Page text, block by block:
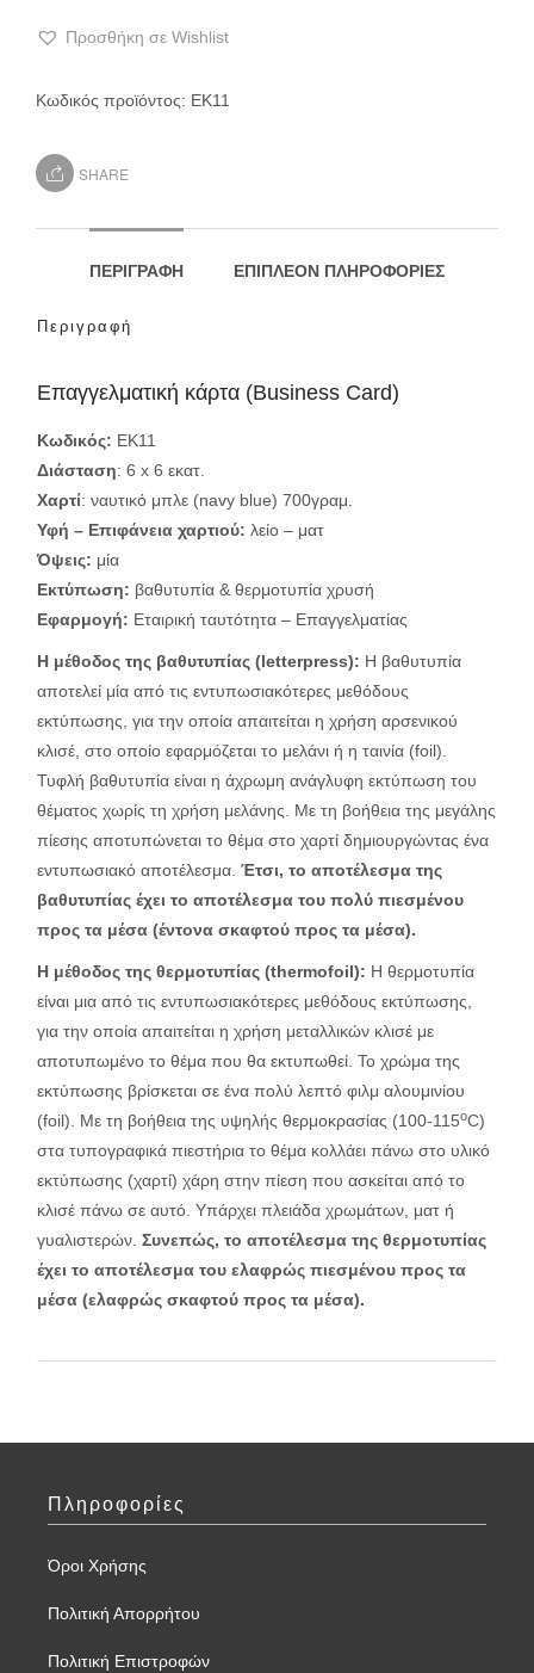
Προσθήκη σε Wishlist
Κωδικός προϊόντος: ΕΚ11
SHARE
ΠΕΡΙΓΡΑΦΉ ΕΠΙΠΛΈΟΝ ΠΛΗΡΟΦΟΡΊΕΣ
Περιγραφή
Επαγγελματική κάρτα (Business Card)
Κωδικός: ΕΚ11
Διάσταση: 6 x 6 εκατ.
Χαρτί: ναυτικό μπλε (navy blue) 700γραμ.
Υφή – Επιφάνεια χαρτιού: λείο – ματ
Όψεις: μία
Εκτύπωση: βαθυτυπία & θερμοτυπία χρυσή
Εφαρμογή: Εταιρική ταυτότητα – Επαγγελματίας
Η μέθοδος της βαθυτυπίας (letterpress): Η βαθυτυπία
αποτελεί μία από τις εντυπωσιακότερες μεθόδους
εκτύπωσης, για την οποία απαιτείται η χρήση αρσενικού
κλισέ, στο οποίο εφαρμόζεται το μελάνι ή η ταινία (foil).
Τυφλή βαθυτυπία είναι η άχρωμη ανάγλυφη εκτύπωση του
θέματος χωρίς τη χρήση μελάνης. Με τη βοήθεια της μεγάλης
πίεσης αποτυπώνεται το θέμα στο χαρτί δημιουργώντας ένα
εντυπωσιακό αποτέλεσμα. Έτσι, το αποτέλεσμα της
βαθυτυπίας έχει το αποτέλεσμα του πολύ πιεσμένου
προς τα μέσα (έντονα σκαφτού προς τα μέσα).
Η μέθοδος της θερμοτυπίας (thermofoil): Η θερμοτυπία
είναι μια από τις εντυπωσιακότερες μεθόδους εκτύπωσης,
για την οποία απαιτείται η χρήση μεταλλικών κλισέ με
αποτυπωμένο το θέμα που θα εκτυπωθεί. Το χρώμα της
εκτύπωσης βρίσκεται σε ένα πολύ λεπτό φιλμ αλουμινίου
(foil). Με τη βοήθεια της υψηλής θερμοκρασίας (100-115οC)
στα τυπογραφικά πιεστήρια το θέμα κολλάει πάνω στο υλικό
εκτύπωσης (χαρτί) χάρη στην πίεση που ασκείται από το
κλισέ πάνω σε αυτό. Υπάρχει πλειάδα χρωμάτων, ματ ή
γυαλιστερών. Συνεπώς, το αποτέλεσμα της θερμοτυπίας
έχει το αποτέλεσμα του ελαφρώς πιεσμένου προς τα
μέσα (ελαφρώς σκαφτού προς τα μέσα).
Πληροφορίες
Όροι Χρήσης
Πολιτική Απορρήτου
Πολιτική Επιστροφών